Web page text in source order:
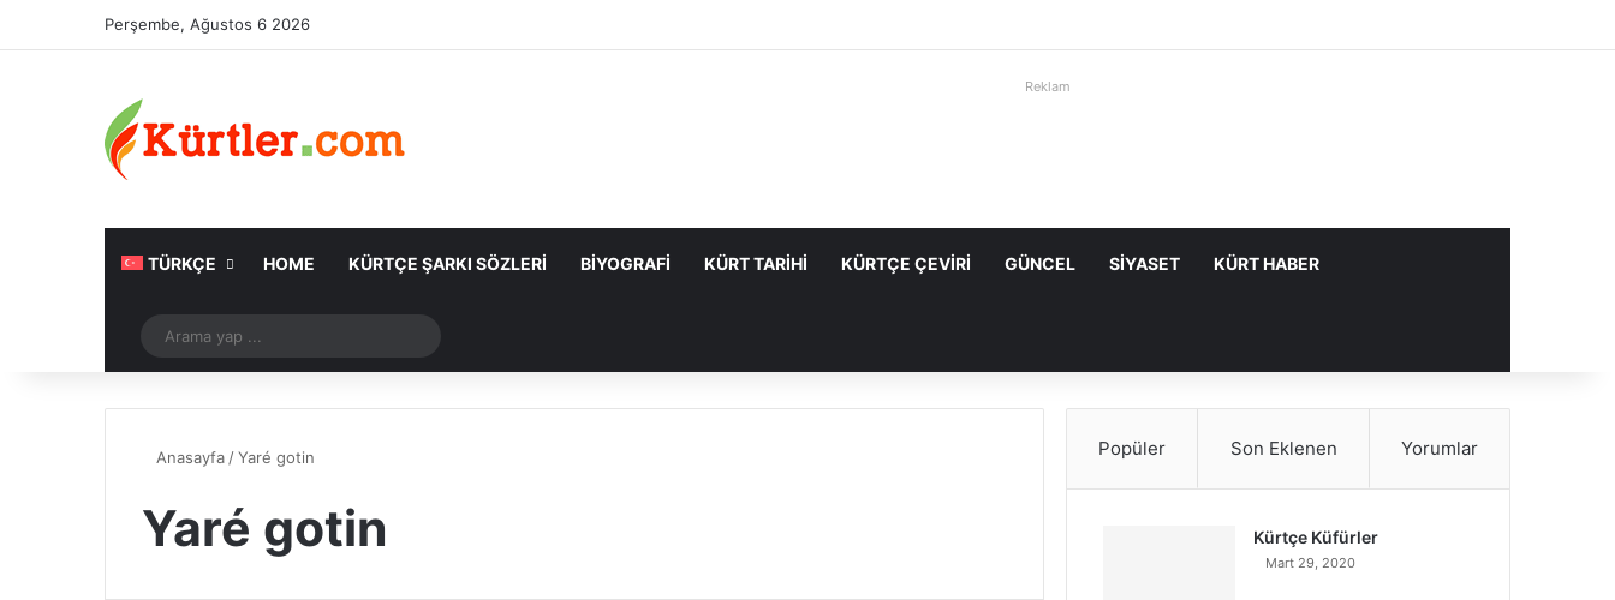
Perşembe, Ağustos 6 2026
Reklam
TÜRKÇE HOME KÜRTÇE ŞARKI SÖZLERI BIYOGRAFI KÜRT TARIHI KÜRTÇE ÇEVIRI GÜNCEL SIYASET KÜRT HABER
Rastgele Makale
yap
Anasayfa /Yaré gotin
Yaré gotin
Popüler Son Eklenen Yorumlar
Kürtçe Küfürler
Mart 29, 2020